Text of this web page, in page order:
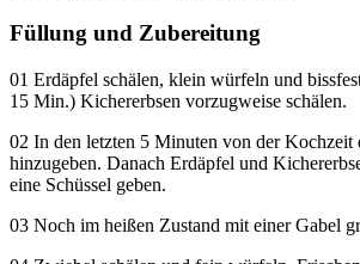
Füllung und Zubereitung
01 Erdäpfel schälen, klein würfeln und
15 Min.) Kichererbsen vorzugweise schälen.
02 In den letzten 5 Minuten von der Kochzeit
hinzugeben. Danach Erdäpfel und
eine Schüssel geben.
03 Noch im heißen Zustand mit einer Gabel